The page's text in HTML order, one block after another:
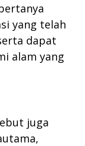
yang telah
dapat
alam yang
juga